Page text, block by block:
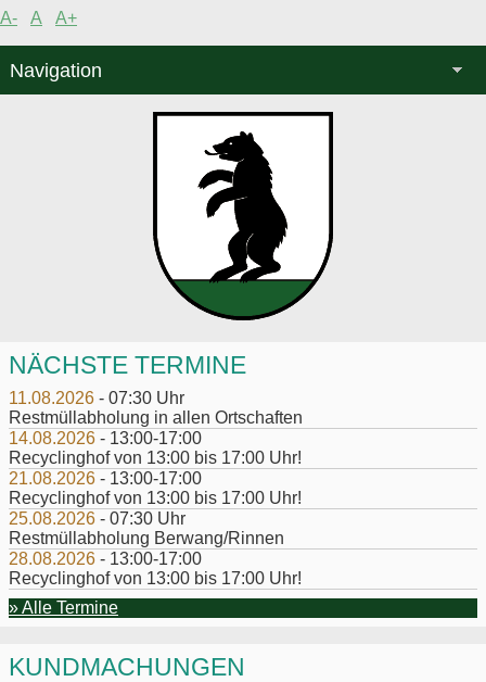
A- A A+
Navigation
NÄCHSTE TERMINE
11.08.2026 - 07:30 Uhr
Restmüllabholung in allen Ortschaften
14.08.2026 - 13:00-17:00
Recyclinghof von 13:00 bis 17:00 Uhr!
21.08.2026 - 13:00-17:00
Recyclinghof von 13:00 bis 17:00 Uhr!
25.08.2026 - 07:30 Uhr
Restmüllabholung Berwang/Rinnen
28.08.2026 - 13:00-17:00
Recyclinghof von 13:00 bis 17:00 Uhr!
» Alle Termine
KUNDMACHUNGEN